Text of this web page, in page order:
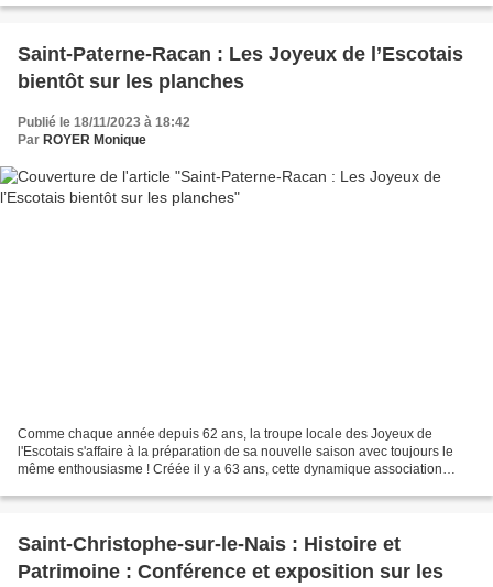
Saint-Paterne-Racan : Les Joyeux de l’Escotais
bientôt sur les planches
Publié le 18/11/2023 à 18:42
Par ROYER Monique
Comme chaque année depuis 62 ans, la troupe locale des Joyeux de
l'Escotais s'affaire à la préparation de sa nouvelle saison avec toujours le
même enthousiasme ! Créée il y a 63 ans, cette dynamique association
Saint-Christophe-sur-le-Nais : Histoire et
Patrimoine : Conférence et exposition sur les